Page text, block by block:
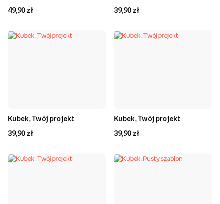
49,90 zł 39,90 zł
Kubek, Twój projekt
39,90 zł
Kubek, Twój projekt
39,90 zł